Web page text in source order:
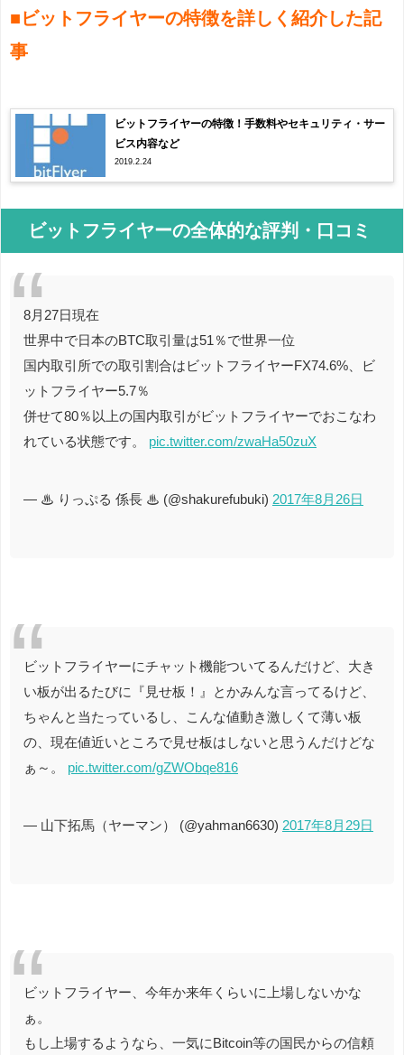
■ビットフライヤーの特徴を詳しく紹介した記
事
ビットフライヤーの特徴！手数料やセキュリティ・サー
ビス内容など
2019.2.24
ビットフライヤーの全体的な評判・口コミ
8月27日現在
世界中で日本のBTC取引量は51％で世界一位
国内取引所での取引割合はビットフライヤーFX74.6%、ビ
ットフライヤー5.7％
併せて80％以上の国内取引がビットフライヤーでおこなわ
れている状態です。 pic.twitter.com/zwaHa50zuX
— ♨ りっぷる 係長 ♨ (@shakurefubuki) 2017年8月26日
ビットフライヤーにチャット機能ついてるんだけど、大き
い板が出るたびに『見せ板！』とかみんな言ってるけど、
ちゃんと当たっているし、こんな値動き激しくて薄い板
の、現在値近いところで見せ板はしないと思うんだけどな
ぁ～。 pic.twitter.com/gZWObqe816
— 山下拓馬（ヤーマン） (@yahman6630) 2017年8月29日
ビットフライヤー、今年か来年くらいに上場しないかな
ぁ。
もし上場するようなら、一気にBitcoin等の国民からの信頼